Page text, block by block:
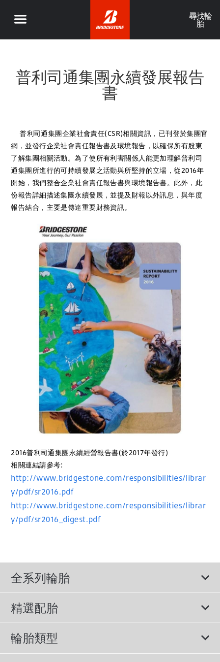
尋找輪
胎
普利司通集團永續發展報告
書
普利司通集團企業社會責任(CSR)相關資訊，已刊登於集團官
網，並發行企業社會責任報告書及環境報告，以確保所有股東
了解集團相關活動。為了使所有利害關係人能更加理解普利司
通集團所進行的可持續發展之活動與所堅持的立場，從2016年
開始，我們整合企業社會責任報告書與環境報告書。此外，此
份報告詳細描述集團永續發展，並提及財報以外訊息，與年度
報告結合，主要是傳達重要財務資訊。
2016普利司通集團永續經營報告書(於2017年發行)
相關連結請參考:
http://www.bridgestone.com/responsibilities/librar
y/pdf/sr2016.pdf
http://www.bridgestone.com/responsibilities/librar
y/pdf/sr2016_digest.pdf
全系列輪胎
精選配胎
View All Vehicle Makes
BMW 輪胎
輪胎類型